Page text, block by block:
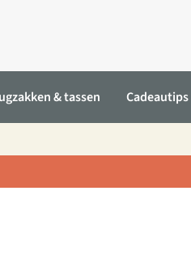
& tassen Cadeautips